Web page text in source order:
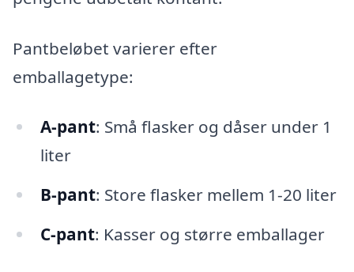
Pantbeløbet varierer efter
emballagetype:
A-pant: Små flasker og dåser under 1
liter
B-pant: Store flasker mellem 1-20 liter
C-pant: Kasser og større emballager